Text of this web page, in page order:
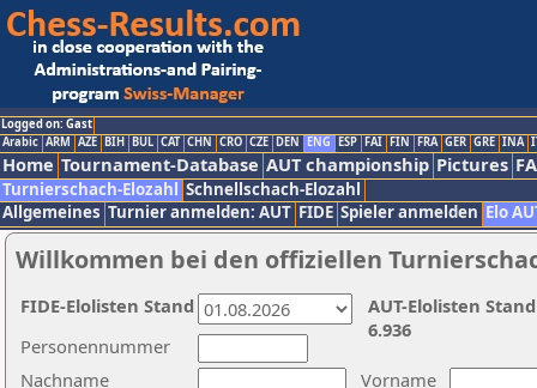
Logged on: Gast
Arabic ARM AZE BIH BUL CAT CHN CRO CZE DEN ENG ESP FAI FIN FRA GER GRE INA
Home Tournament-Database AUT championship Pictures
Turnierschach-Elozahl Schnellschach-Elozahl
Allgemeines Turnier anmelden: AUT FIDE Spieler anmelden Elo
Willkommen bei den offiziellen
Nachname
Vorname
Personennummer
AUT-Elolisten
6.936
FIDE-Elolisten Stand